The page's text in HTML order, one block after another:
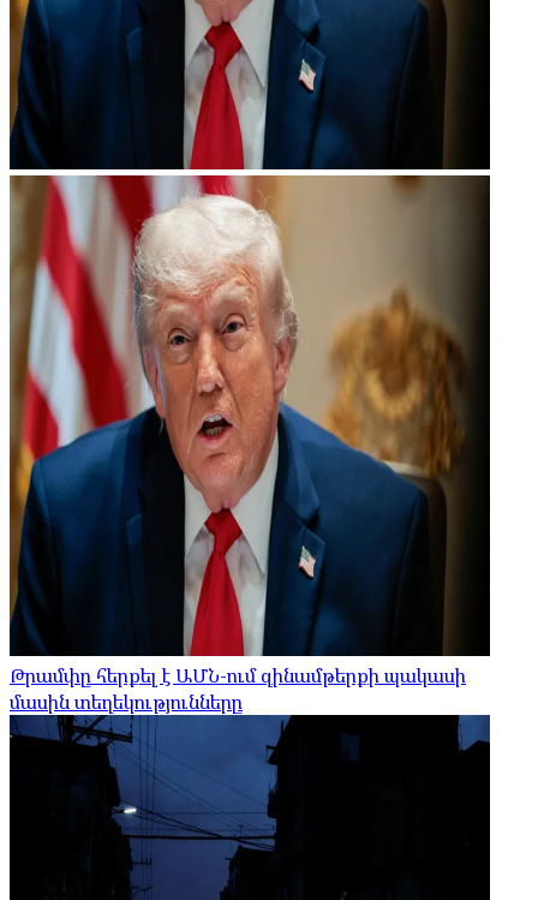
Թրամփը հերքել է ԱՄՆ-ում զինամթերքի պակասի
մասին տեղեկությունները